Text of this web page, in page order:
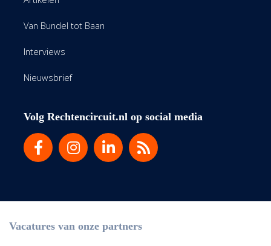
Van Bundel tot Baan
Interviews
Nieuwsbrief
Volg Rechtencircuit.nl op social media
Vacatures van onze partners